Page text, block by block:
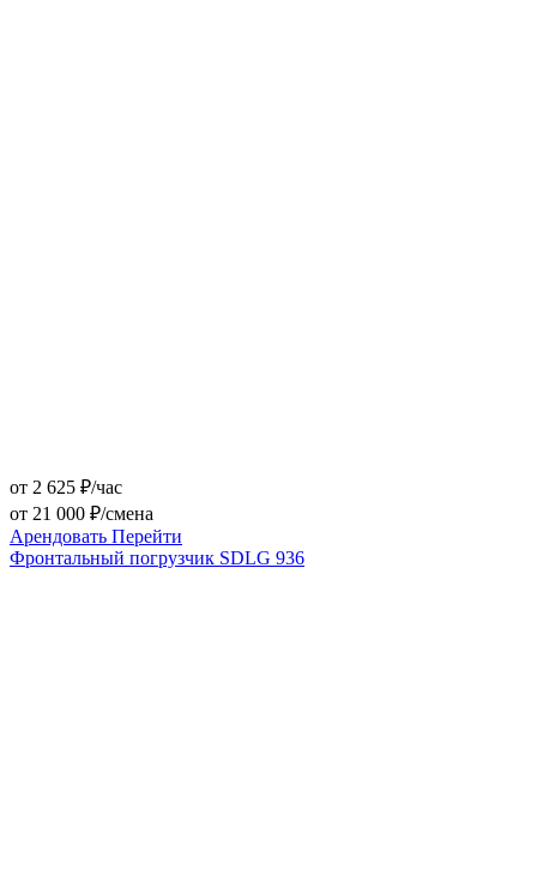
от 2 625 ₽/час
от 21 000 ₽/смена
Арендовать Перейти
Фронтальный погрузчик SDLG 936